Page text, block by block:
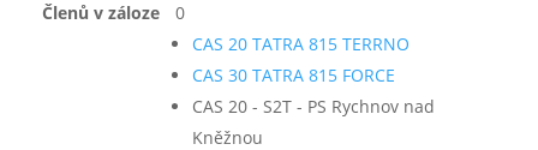
Členů v záloze
0
CAS 20 TATRA 815 TERRNO
CAS 30 TATRA 815 FORCE
CAS 20 - S2T - PS Rychnov nad
Kněžnou